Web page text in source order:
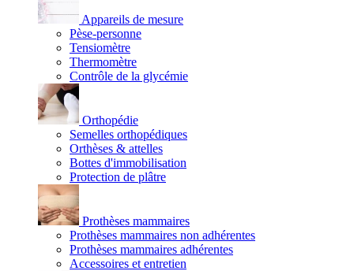
Appareils de mesure
Pèse-personne
Tensiomètre
Thermomètre
Contrôle de la glycémie
Orthopédie
Semelles orthopédiques
Orthèses & attelles
Bottes d'immobilisation
Protection de plâtre
Prothèses mammaires
Prothèses mammaires non adhérentes
Prothèses mammaires adhérentes
Accessoires et entretien